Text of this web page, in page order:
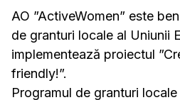
AO ”ActiveWomen” este
de granturi locale al Uniunii
implementează proiectul
friendly!”.
Programul de granturi